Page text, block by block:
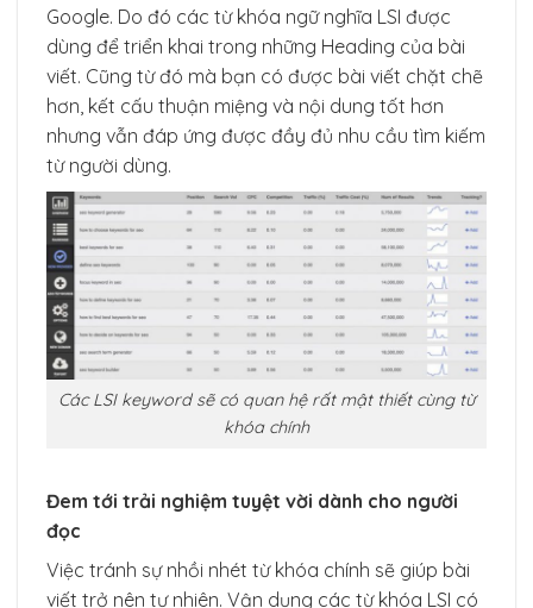
Google. Do đó các từ khóa ngữ nghĩa LSI được
dùng để triển khai trong những Heading của bài
viết. Cũng từ đó mà bạn có được bài viết chặt chẽ
hơn, kết cấu thuận miệng và nội dung tốt hơn
nhưng vẫn đáp ứng được đầy đủ nhu cầu tìm kiếm
từ người dùng.
Các LSI keyword sẽ có quan hệ rất mật thiết cùng từ
khóa chính
Đem tới trải nghiệm tuyệt vời dành cho người
đọc
Việc tránh sự nhồi nhét từ khóa chính sẽ giúp bài
viết trở nên tự nhiên. Vận dụng các từ khóa LSI có